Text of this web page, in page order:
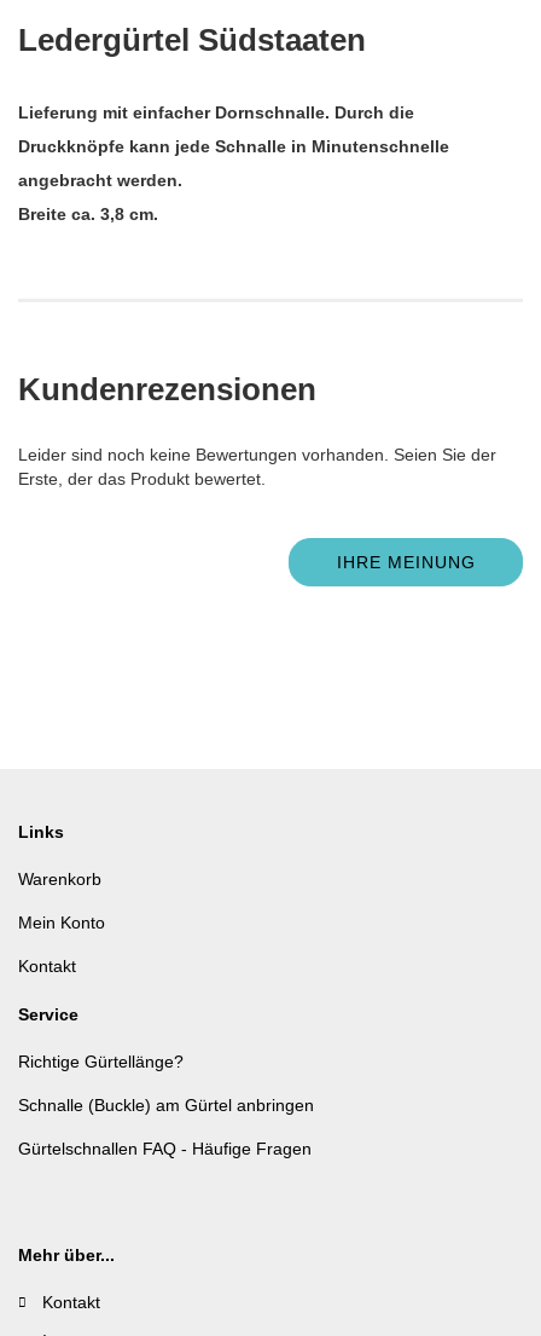
Ledergürtel Südstaaten
Lieferung mit einfacher Dornschnalle. Durch die
Druckknöpfe kann jede Schnalle in Minutenschnelle
angebracht werden.
Breite ca. 3,8 cm.
Kundenrezensionen
Leider sind noch keine Bewertungen vorhanden. Seien Sie der
Erste, der das Produkt bewertet.
IHRE MEINUNG
Links
Warenkorb
Mein Konto
Kontakt
Service
Richtige Gürtellänge?
Schnalle (Buckle) am Gürtel anbringen
Gürtelschnallen FAQ - Häufige Fragen
Mehr über...
Kontakt